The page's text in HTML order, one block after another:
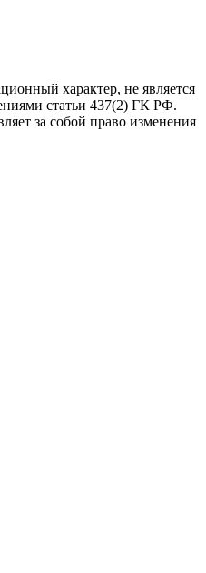
характер, не является
статьи 437(2) ГК РФ.
за собой право изменения